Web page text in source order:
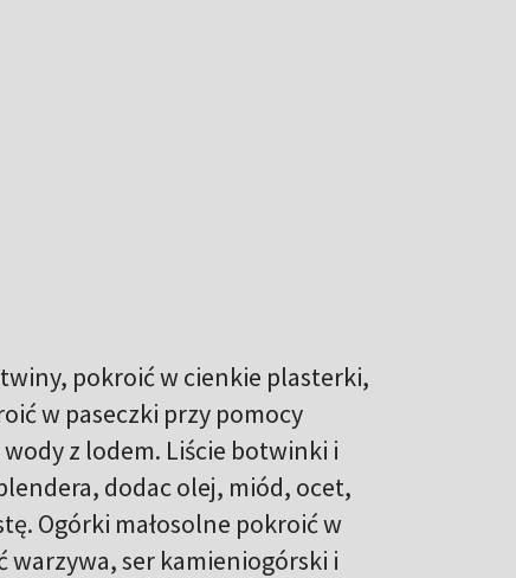
pokroić w cienkie plasterki,
w paseczki przy pomocy
z lodem. Liście botwinki i
dodac olej, miód, ocet,
Ogórki małosolne pokroić w
warzywa, ser kamieniogórski i